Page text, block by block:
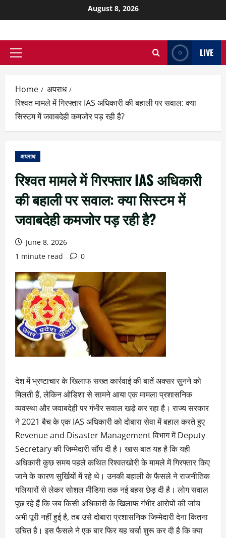
August 8, 2026
LIVE
Home
अपराध
रिश्वत मामले में गिरफ्तार IAS अधिकारी की बहाली पर सवाल: क्या
सिस्टम में जवाबदेही कमजोर पड़ रही है?
अपराध
रिश्वत मामले में गिरफ्तार IAS अधिकारी
की बहाली पर सवाल: क्या सिस्टम में
जवाबदेही कमजोर पड़ रही है?
June 8, 2026
1 minute read
0
देश में भ्रष्टाचार के खिलाफ सख्त कार्रवाई की बातें अक्सर सुनने को
मिलती हैं, लेकिन ओडिशा से सामने आया एक मामला प्रशासनिक
व्यवस्था और जवाबदेही पर गंभीर सवाल खड़े कर रहा है। राज्य सरकार
ने 2021 बैच के एक IAS अधिकारी को दोबारा सेवा में बहाल करते हुए
Revenue and Disaster Management विभाग में Deputy
Secretary की जिम्मेदारी सौंप दी है। खास बात यह है कि यही
अधिकारी कुछ समय पहले कथित रिश्वतखोरी के मामले में गिरफ्तार किए
जाने के कारण सुर्खियों में रहे थे। उनकी बहाली के फैसले ने राजनीतिक
गलियारों से लेकर सोशल मीडिया तक नई बहस छेड़ दी है। लोग सवाल
पूछ रहे हैं कि जब किसी अधिकारी के खिलाफ गंभीर आरोपों की जांच
अभी पूरी नहीं हुई है, तब उसे दोबारा प्रशासनिक जिम्मेदारी देना कितना
उचित है। इस फैसले ने एक बार फिर यह चर्चा शुरू कर दी है कि क्या